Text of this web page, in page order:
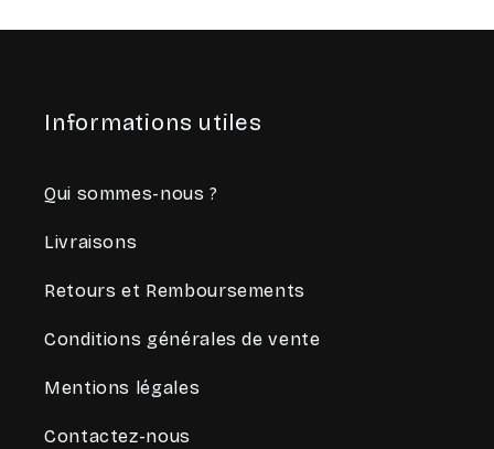
Informations utiles
Qui sommes-nous ?
Livraisons
Retours et Remboursements
Conditions générales de vente
Mentions légales
Contactez-nous